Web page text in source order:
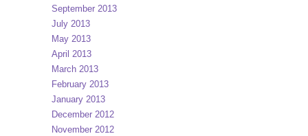
September 2013
July 2013
May 2013
April 2013
March 2013
February 2013
January 2013
December 2012
November 2012